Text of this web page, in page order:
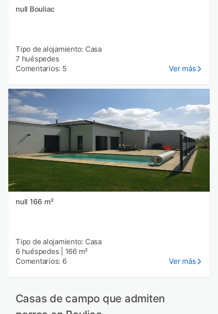
null Bouliac
Tipo de alojamiento: Casa
7 huéspedes
Comentarios: 5
Ver más
null 166 m²
Tipo de alojamiento: Casa
6 huéspedes
166 m²
Comentarios: 6
Ver más
Casas de campo que admiten